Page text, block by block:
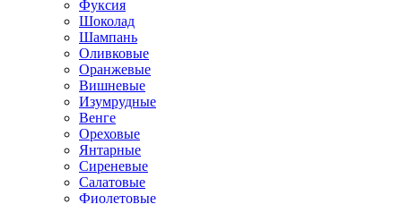
Фуксия
Шоколад
Шампань
Оливковые
Оранжевые
Вишневые
Изумрудные
Венге
Ореховые
Янтарные
Сиреневые
Салатовые
Фиолетовые